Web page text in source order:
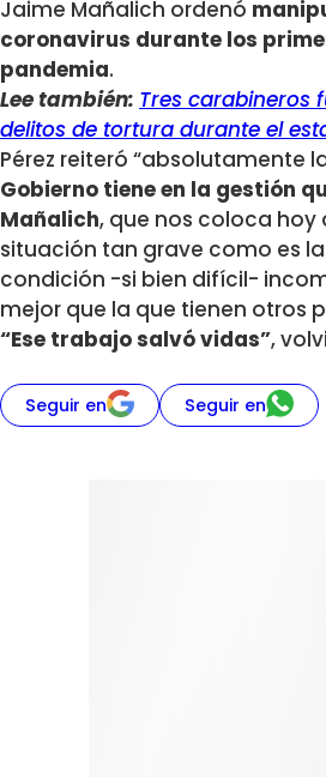
Jaime Mañalich ordenó
coronavirus durante los
pandemia.
Lee también: Tres carabineros
delitos de tortura durante el
Pérez reiteró “absolutamente
Gobierno tiene en la gestión
Mañalich, que nos coloca hoy
situación tan grave como es
condición -si bien difícil-
mejor que la que tienen otros
“Ese trabajo salvó vidas”,
Seguir en Seguir en